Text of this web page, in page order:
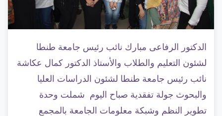
الدكتور الرفاعى مبارك نائب رئيس جامعة طنطا
لشئون التعليم والطلاب والأستاذ الدكتور كمال عكاشة
نائب رئيس جامعة طنطا لشئون الدراسات العليا
والبحوث جولة تفقدية صباح اليوم شملت وحدة
تطوير النظم وشبكة معلومات الجامعة بالمجمع